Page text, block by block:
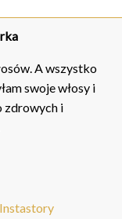
A wszystko
swoje włosy i
zdrowych i
Instastory